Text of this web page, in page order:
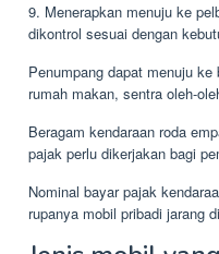
9. Menerapkan menuju ke
dikontrol sesuai dengan
Penumpang dapat menuju
rumah makan, sentra oleh-
Beragam kendaraan roda
pajak perlu dikerjakan bagi
Nominal bayar pajak
rupanya mobil pribadi jarang